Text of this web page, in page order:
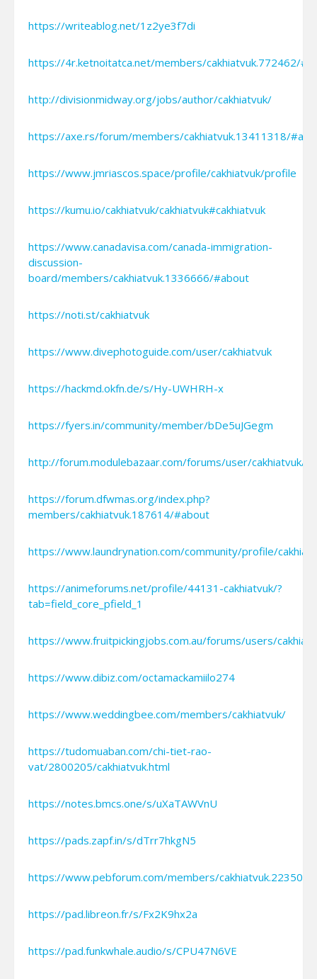
https://writeablog.net/1z2ye3f7di
https://4r.ketnoitatca.net/members/cakhiatvuk.772462/
http://divisionmidway.org/jobs/author/cakhiatvuk/
https://axe.rs/forum/members/cakhiatvuk.13411318/
https://www.jmriascos.space/profile/cakhiatvuk/profile
https://kumu.io/cakhiatvuk/cakhiatvuk#cakhiatvuk
https://www.canadavisa.com/canada-immigration-
discussion-
board/members/cakhiatvuk.1336666/#about
https://noti.st/cakhiatvuk
https://www.divephotoguide.com/user/cakhiatvuk
https://hackmd.okfn.de/s/Hy-UWHRH-x
https://fyers.in/community/member/bDe5uJGegm
http://forum.modulebazaar.com/forums/user/cakhiatvuk/
https://forum.dfwmas.org/index.php?
members/cakhiatvuk.187614/#about
https://www.laundrynation.com/community/profile/
https://animeforums.net/profile/44131-cakhiatvuk/?
tab=field_core_pfield_1
https://www.fruitpickingjobs.com.au/forums/users/
https://www.dibiz.com/octamackamiilo274
https://www.weddingbee.com/members/cakhiatvuk/
https://tudomuaban.com/chi-tiet-rao-
vat/2800205/cakhiatvuk.html
https://notes.bmcs.one/s/uXaTAWVnU
https://pads.zapf.in/s/dTrr7hkgN5
https://www.pebforum.com/members/
https://pad.libreon.fr/s/Fx2K9hx2a
https://pad.funkwhale.audio/s/CPU47N6VE